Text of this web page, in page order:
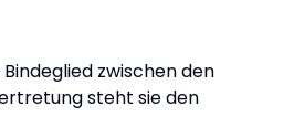
zwischen den
steht sie den